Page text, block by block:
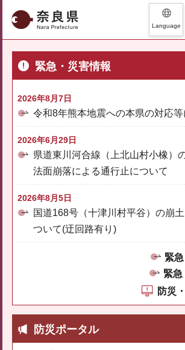
奈良県 Language
緊急・災害情報
2026年8月7日
令和8年熊本地震への本県の対応等
2026年6月29日
県道東川河合線（上北山村小橡）
法面崩落による通行止について
2026年8月5日
国道168号（十津川村平谷）の崩
ついて(迂回路有り)
緊
緊急
防災
防災ポータル